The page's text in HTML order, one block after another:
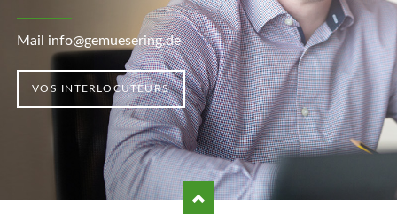
Mail info@gemuesering.de
VOS INTERLOCUTEURS